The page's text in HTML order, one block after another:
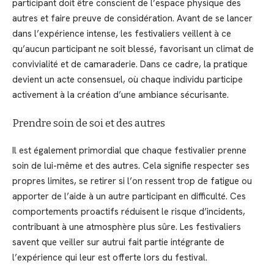
participant doit être conscient de l’espace physique des
autres et faire preuve de considération. Avant de se lancer
dans l’expérience intense, les festivaliers veillent à ce
qu’aucun participant ne soit blessé, favorisant un climat de
convivialité et de camaraderie. Dans ce cadre, la pratique
devient un acte consensuel, où chaque individu participe
activement à la création d’une ambiance sécurisante.
Prendre soin de soi et des autres
Il est également primordial que chaque festivalier prenne
soin de lui-même et des autres. Cela signifie respecter ses
propres limites, se retirer si l’on ressent trop de fatigue ou
apporter de l’aide à un autre participant en difficulté. Ces
comportements proactifs réduisent le risque d’incidents,
contribuant à une atmosphère plus sûre. Les festivaliers
savent que veiller sur autrui fait partie intégrante de
l’expérience qui leur est offerte lors du festival.